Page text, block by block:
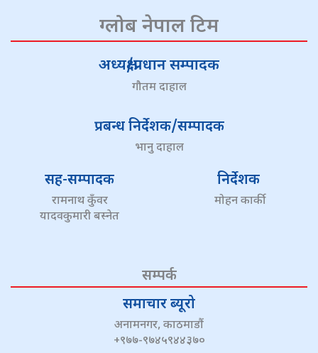
ग्लोब नेपाल टिम
अध्यक्ष/प्रधान सम्पादक
गौतम दाहाल
प्रबन्ध निर्देशक/सम्पादक
भानु दाहाल
सह-सम्पादक
रामनाथ कुँवर
यादवकुमारी बस्नेत
निर्देशक
मोहन कार्की
सम्पर्क
समाचार ब्यूरो
अनामनगर, काठमाडौं
+९७७-९७४५९४४३७०